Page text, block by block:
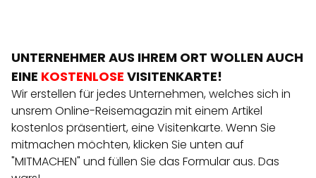
UNTERNEHMER AUS IHREM ORT WOLLEN AUCH
EINE KOSTENLOSE VISITENKARTE!
Wir erstellen für jedes Unternehmen, welches sich in
unsrem Online-Reisemagazin mit einem Artikel
kostenlos präsentiert, eine Visitenkarte. Wenn Sie
mitmachen möchten, klicken Sie unten auf
"MITMACHEN" und füllen Sie das Formular aus. Das